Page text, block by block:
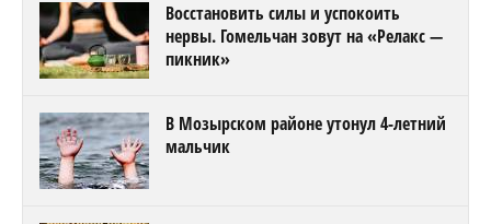
Восстановить силы и успокоить
нервы. Гомельчан зовут на «Релакс —
пикник»
В Мозырском районе утонул 4-летний
мальчик